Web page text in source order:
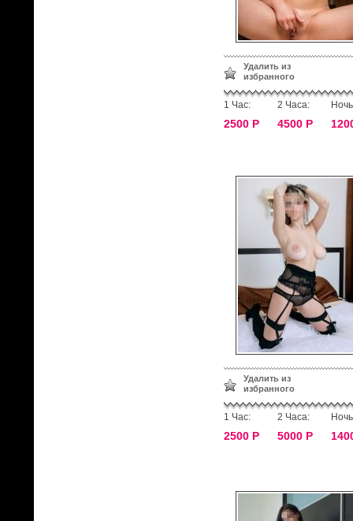
Удалить из
избранного
1 Час:
2500 Р
2 Часа:
4500 Р
Удалить из
избранного
1 Час:
2500 Р
2 Часа:
5000 Р